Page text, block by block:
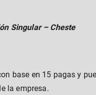
Singular – Cheste
base en 15 pagas y
la empresa.